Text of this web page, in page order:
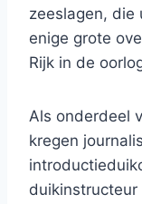
zeeslagen, die
enige grote
Rijk in de
Als onderdeel
kregen
duikinstructeur